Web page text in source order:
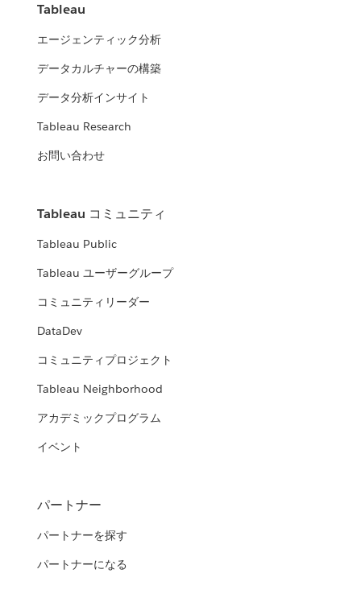
Tableau
エージェンティック分析
データカルチャーの構築
データ分析インサイト
Tableau Research
お問い合わせ
Tableau コミュニティ
Tableau Public
Tableau ユーザーグループ
コミュニティリーダー
DataDev
コミュニティプロジェクト
Tableau Neighborhood
アカデミックプログラム
イベント
パートナー
パートナーを探す
パートナーになる